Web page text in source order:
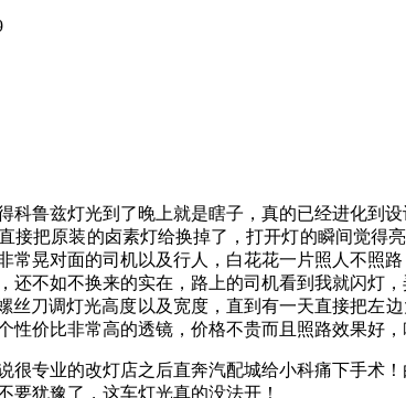
科鲁兹灯光到了晚上就是瞎子，真的已经进化到
接把原装的卤素灯给换掉了，打开灯的瞬间觉得
常晃对面的司机以及行人，白花花一片照人不照
还不如不换来的实在，路上的司机看到我就闪灯
丝刀调灯光高度以及宽度，直到有一天直接把左
性价比非常高的透镜，价格不贵而且照路效果好
很专业的改灯店之后直奔汽配城给小科痛下手术
要犹豫了，这车灯光真的没法开！